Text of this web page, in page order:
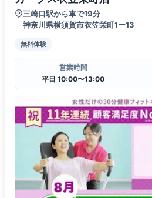
三崎口駅から車で19分
神奈川県横須賀市衣笠栄町1ー13
無料体験
営業時間
平日 10:00〜13:00